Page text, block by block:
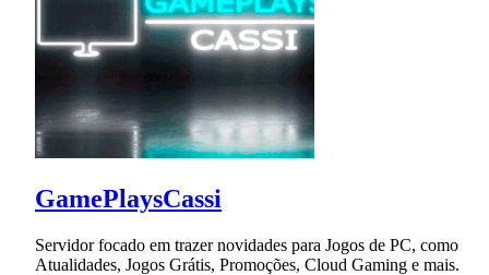
GamePlaysCassi
Servidor focado em trazer novidades para Jogos de PC, como
Atualidades, Jogos Grátis, Promoções, Cloud Gaming e mais.